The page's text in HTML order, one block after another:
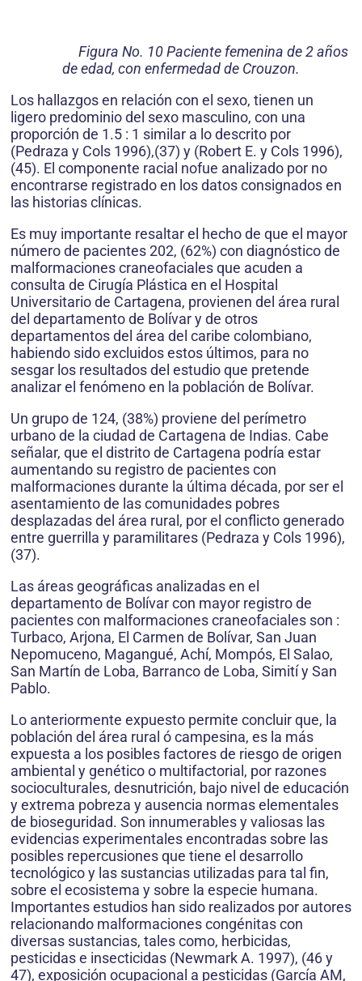
Figura No. 10 Paciente femenina de 2 años
de edad, con enfermedad de Crouzon.
Los hallazgos en relación con el sexo, tienen un
ligero predominio del sexo masculino, con una
proporción de 1.5 : 1 similar a lo descrito por
(Pedraza y Cols 1996),(37) y (Robert E. y Cols 1996),
(45). El componente racial nofue analizado por no
encontrarse registrado en los datos consignados en
las historias clínicas.
Es muy importante resaltar el hecho de que el mayor
número de pacientes 202, (62%) con diagnóstico de
malformaciones craneofaciales que acuden a
consulta de Cirugía Plástica en el Hospital
Universitario de Cartagena, provienen del área rural
del departamento de Bolívar y de otros
departamentos del área del caribe colombiano,
habiendo sido excluidos estos últimos, para no
sesgar los resultados del estudio que pretende
analizar el fenómeno en la población de Bolívar.
Un grupo de 124, (38%) proviene del perímetro
urbano de la ciudad de Cartagena de Indias. Cabe
señalar, que el distrito de Cartagena podría estar
aumentando su registro de pacientes con
malformaciones durante la última década, por ser el
asentamiento de las comunidades pobres
desplazadas del área rural, por el conflicto generado
entre guerrilla y paramilitares (Pedraza y Cols 1996),
(37).
Las áreas geográficas analizadas en el
departamento de Bolívar con mayor registro de
pacientes con malformaciones craneofaciales son :
Turbaco, Arjona, El Carmen de Bolívar, San Juan
Nepomuceno, Magangué, Achí, Mompós, El Salao,
San Martín de Loba, Barranco de Loba, Simití y San
Pablo.
Lo anteriormente expuesto permite concluir que, la
población del área rural ó campesina, es la más
expuesta a los posibles factores de riesgo de origen
ambiental y genético o multifactorial, por razones
socioculturales, desnutrición, bajo nivel de educación
y extrema pobreza y ausencia normas elementales
de bioseguridad. Son innumerables y valiosas las
evidencias experimentales encontradas sobre las
posibles repercusiones que tiene el desarrollo
tecnológico y las sustancias utilizadas para tal fin,
sobre el ecosistema y sobre la especie humana.
Importantes estudios han sido realizados por autores
relacionando malformaciones congénitas con
diversas sustancias, tales como, herbicidas,
pesticidas e insecticidas (Newmark A. 1997), (46 y
47), exposición ocupacional a pesticidas (García AM,